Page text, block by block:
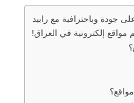
وباحترافية مع رابيد
إلكترونية في العراق!